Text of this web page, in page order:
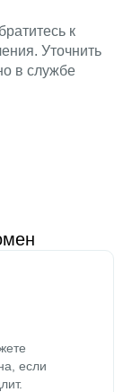
к
Уточнить
в службе
если